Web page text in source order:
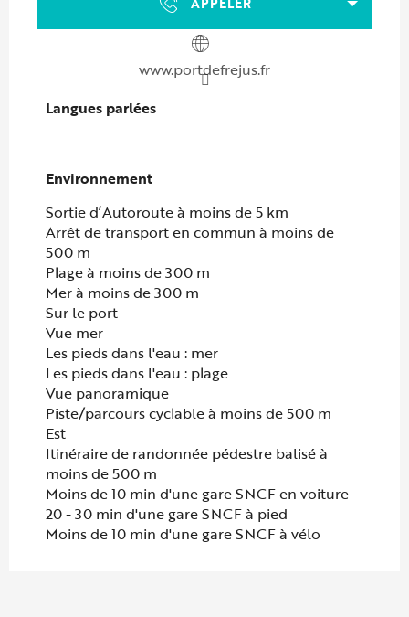
www.portdefrejus.fr
Langues parlées
Langues parlées
Environnement
Environnement
Sortie d’Autoroute à moins de 5 km
Arrêt de transport en commun à moins de
500 m
Plage à moins de 300 m
Mer à moins de 300 m
Sur le port
Vue mer
Les pieds dans l'eau : mer
Les pieds dans l'eau : plage
Vue panoramique
Piste/parcours cyclable à moins de 500 m
Est
Itinéraire de randonnée pédestre balisé à
moins de 500 m
Moins de 10 min d'une gare SNCF en voiture
20 - 30 min d'une gare SNCF à pied
Moins de 10 min d'une gare SNCF à vélo